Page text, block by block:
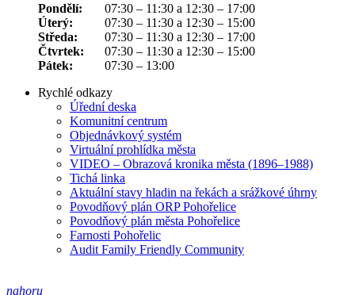
Pondělí:
07:30 – 11:30 a 12:30 – 17:00
Úterý:
07:30 – 11:30 a 12:30 – 15:00
Středa:
07:30 – 11:30 a 12:30 – 17:00
Čtvrtek:
07:30 – 11:30 a 12:30 – 15:00
Pátek:
07:30 – 13:00
Rychlé odkazy
Úřední deska
Komunitní centrum
Objednávkový systém
Virtuální prohlídka města
VIDEO – Obrazová kronika města (1896–1988)
Tichá linka
Aktuální stavy hladin na řekách a srážkové úhrny
Povodňový plán ORP Pohořelice
Povodňový plán města Pohořelice
Farnosti Pohořelic
Audit Family Friendly Community
nahoru